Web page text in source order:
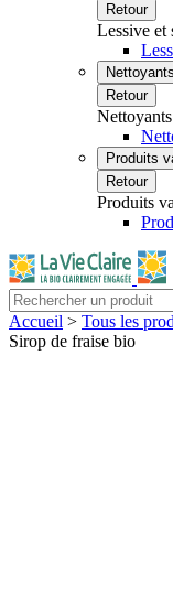
Retour
Lessive et
Retour
Produits
Retour
Produits
Accueil > Tous les
Sirop de fraise bio